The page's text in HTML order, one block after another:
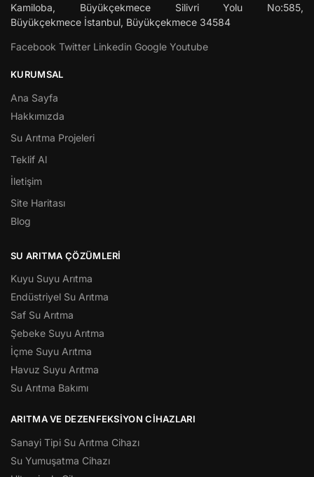
Kamiloba, Büyükçekmece Silivri Yolu No:585,
Büyükçekmece İstanbul, Büyükçekmece 34584
Facebook Twitter Linkedin Google Youtube
KURUMSAL
Ana Sayfa
Hakkımızda
Su Arıtma Projeleri
Teklif Al
İletişim
Site Haritası
Blog
SU ARITMA ÇÖZÜMLERI
Kuyu Suyu Arıtma
Endüstriyel Su Arıtma
Saf Su Arıtma
Şebeke Suyu Arıtma
İçme Suyu Arıtma
Havuz Suyu Arıtma
Su Arıtma Bakımı
ARITMA VE DEZENFEKSIYON CIHAZLARI
Sanayi Tipi Su Arıtma Cihazı
Su Yumuşatma Cihazı